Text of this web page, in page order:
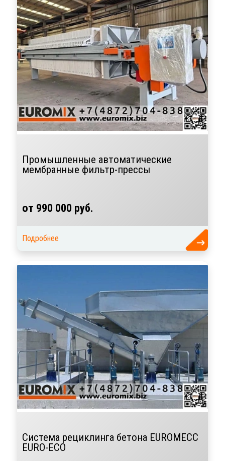
Промышленные автоматические
мембранные фильтр-прессы
от 990 000 руб.
Подробнее
Система рециклинга бетона EUROMECC
EURO-ECO